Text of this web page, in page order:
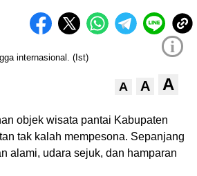
i
A A A
objek wisata pantai Kabupaten
tak kalah mempesona. Sepanjang
alami, udara sejuk, dan hamparan